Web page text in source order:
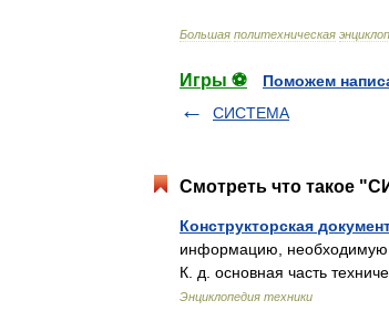
Большая политехническая
Игры ⚽
Поможем
СИСТЕМА
Смотреть что такое
Конструкторская
информацию, необходимую
К. д. основная часть
Энциклопедия техники